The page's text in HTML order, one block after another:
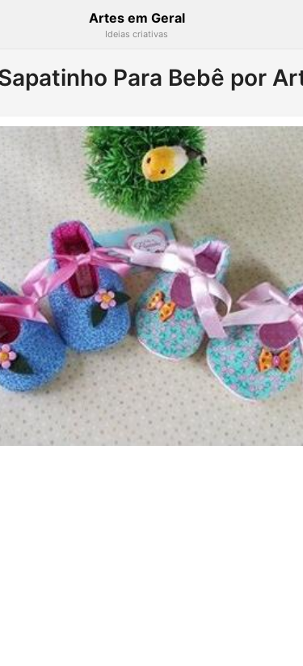
Artes em Geral
Ideias criativas
Para Bebê por